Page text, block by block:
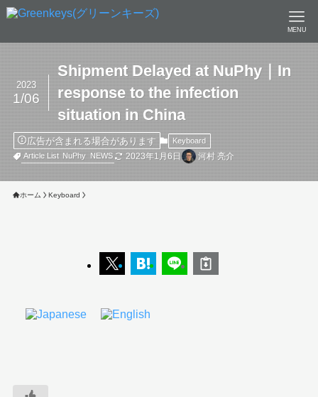
MENU
Shipment Delayed at NuPhy｜In
response to the infection
situation in China
2023
1/06
広告が含まれる場合があります
Keyboard
Article List
NuPhy NEWS 2023年1月6日 河村 亮介
ホーム Keyboard